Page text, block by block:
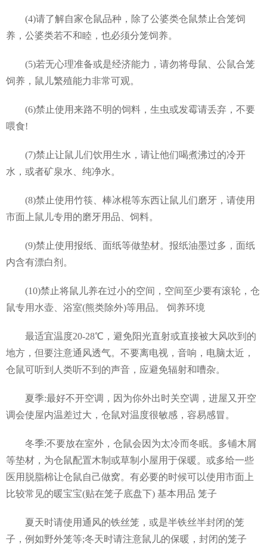
(4)请了解自家仓鼠品种，除了公婆类仓鼠禁止合笼饲
养，公婆类若不和睦，也必须分笼饲养。
(5)若无心理准备或是经济能力，请勿将母鼠、公鼠合笼
饲养，鼠儿繁殖能力非常可观。
(6)禁止使用来路不明的饲料，生虫或发霉请丢弃，不要
喂食!
(7)禁止让鼠儿们饮用生水，请让他们喝煮沸过的冷开
水，或者矿泉水、纯净水。
(8)禁止使用竹筷、棒冰棍等东西让鼠儿们磨牙，请使用
市面上鼠儿专用的磨牙用品、饲料。
(9)禁止使用报纸、面纸等做垫材。报纸油墨过多，面纸
内含有漂白剂。
(10)禁止将鼠儿养在过小的空间，空间至少要有滚轮，仓
鼠专用水壶、浴室(熊类除外)等用品。 饲养环境
最适宜温度20-28℃，避免阳光直射或直接被大风吹到的
地方，但要注意通风透气。不要离电视，音响，电脑太近，
仓鼠可听到人类听不到的声音，应避免辐射和嘈杂。
夏季:最好不开空调，因为你外出时关空调，进屋又开空
调会使屋内温差过大，仓鼠对温度很敏感，容易感冒。
冬季:不要放在室外，仓鼠会因为太冷而冬眠。多铺木屑
等垫材，为仓鼠配置木制或草制小屋用于保暖。或多给一些
医用脱脂棉让仓鼠自己做窝。有必要的时候可以使用市面上
比较常见的暖宝宝(贴在笼子底盘下) 基本用品 笼子
夏天时请使用通风的铁丝笼，或是半铁丝半封闭的笼
子，例如野外笼等;冬天时请注意鼠儿的保暖，封闭的笼子